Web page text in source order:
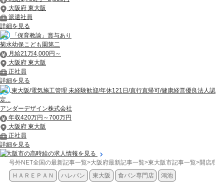
大阪府 東大阪
派遣社員
詳細を見る
「保育教諭」賞与あり
菊水幼保こども園第二
月給21万4,000円～
大阪府 東大阪
正社員
詳細を見る
東大阪/電気施工管理 未経験歓迎/年休121日/直行直帰可/健康経営優良法人認
定...
アンダーデザイン株式会社
年収420万円～700万円
大阪府 東大阪
正社員
詳細を見る
東大阪市の高時給の求人情報を見る
号外NET全国の最新記事一覧>大阪府最新記事一覧>東大阪市記事一覧>開店/閉
ＨＡＲＥＰＡＮ
ハレパン 東大阪 食パン専門店 鴻池